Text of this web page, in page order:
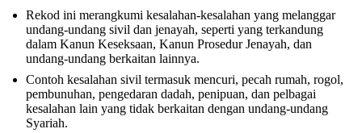
Rekod ini merangkumi kesalahan-kesalahan yang melanggar
undang-undang sivil dan jenayah, seperti yang terkandung
dalam Kanun Keseksaan, Kanun Prosedur Jenayah, dan
undang-undang berkaitan lainnya.
Contoh kesalahan sivil termasuk mencuri, pecah rumah, rogol,
pembunuhan, pengedaran dadah, penipuan, dan pelbagai
kesalahan lain yang tidak berkaitan dengan undang-undang
Syariah.